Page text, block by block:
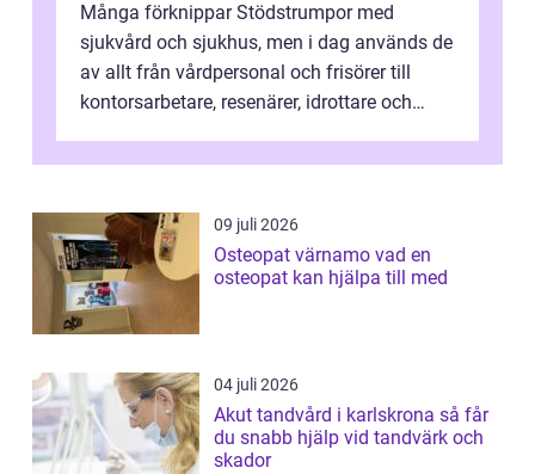
Många förknippar Stödstrumpor med
sjukvård och sjukhus, men i dag används de
av allt från vårdpersonal och frisörer till
kontorsarbetare, resenärer, idrottare och
09 juli 2026
Osteopat värnamo vad en
osteopat kan hjälpa till med
04 juli 2026
Akut tandvård i karlskrona så får
du snabb hjälp vid tandvärk och
skador